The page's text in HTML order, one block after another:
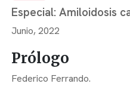
Especial: Amiloidosis
Junio, 2022
Prólogo
Federico Ferrando.